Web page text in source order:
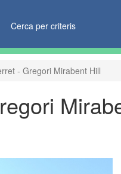
Cerca per criteris
- Gregori Mirabent Hill